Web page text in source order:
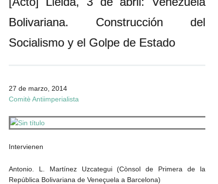
Andrés Vázquez de Sola
Bolivariana. Construcción del
Socialismo y el Golpe de Estado
27 de marzo, 2014
Comitè Antiimperialista
Intervienen
Antonio. L. Martínez Uzcategui (Cònsol de Primera de la
República Bolivariana de Veneçuela a Barcelona)